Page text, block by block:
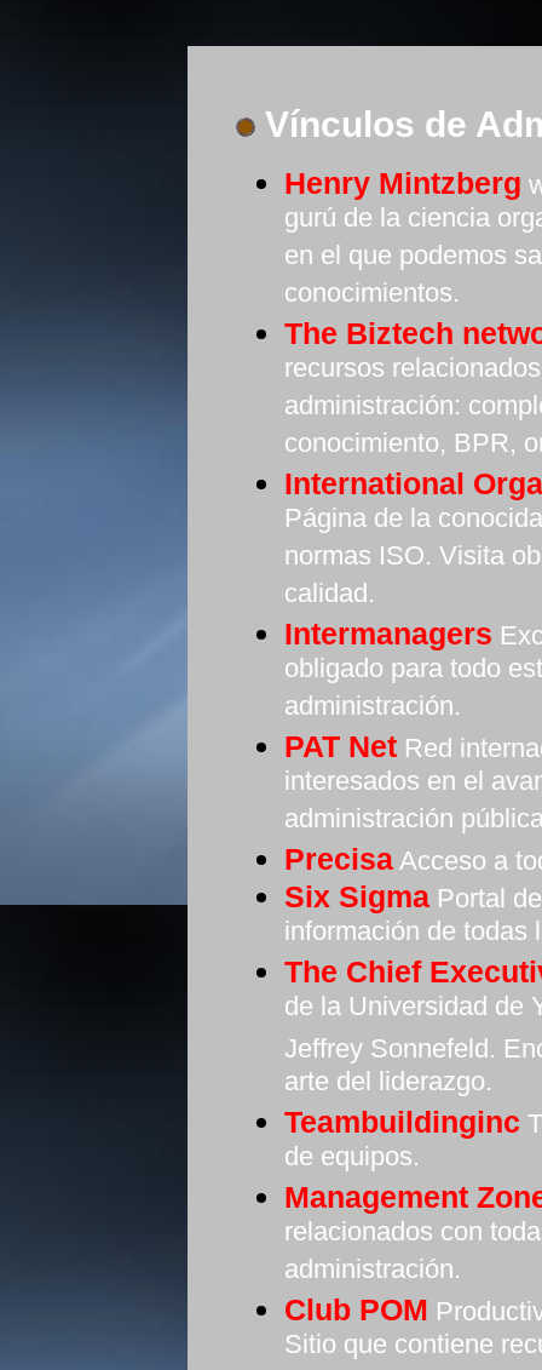
Vínculos de
Henry Mintzberg
gurú de la ciencia
en el que podemos
conocimientos.
The Biztech
recursos
administración:
conocimiento, BPR,
International
Página de la
normas ISO. Visita
calidad.
Intermanagers
obligado para todo
administración.
PAT Net Red
interesados en el
administración
Precisa Acceso a
Six Sigma Portal
información de todas
The Chief
de la Universidad de
Jeffrey Sonnefeld.
arte del liderazgo.
Teambuildinginc
de equipos.
Management
relacionados con
administración.
Club POM
Sitio que contiene